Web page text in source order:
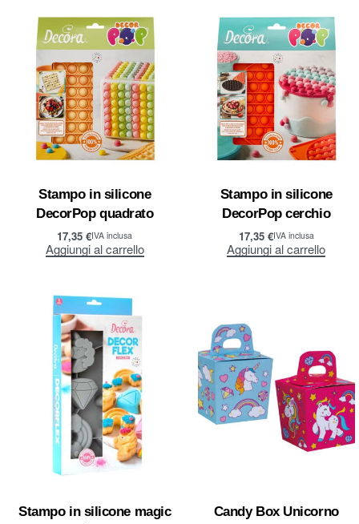
Stampo in silicone
DecorPop quadrato
17,35€IVA inclusa
Aggiungi al carrello
Stampo in silicone
DecorPop cerchio
17,35 €IVA inclusa
Aggiungi al carrello
Stampo in silicone magic
Candy Box Unicorno